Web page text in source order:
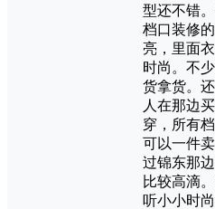
型还不错
档口装修
亮，里面
时尚。不
货拿货。
人在那边
穿，所有
可以一件
过锦东那
比较高滴
听小小时